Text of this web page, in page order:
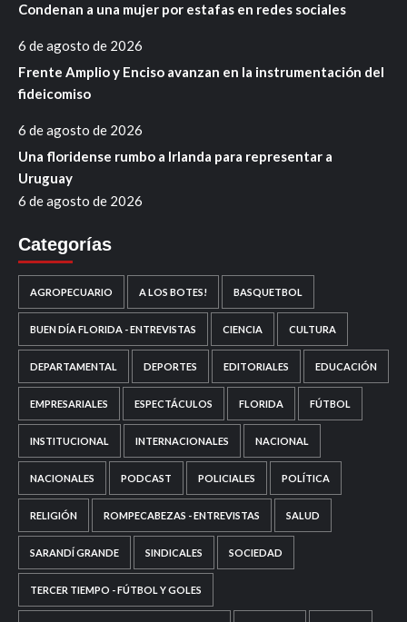
Condenan a una mujer por estafas en redes sociales
6 de agosto de 2026
Frente Amplio y Enciso avanzan en la instrumentación del
fideicomiso
6 de agosto de 2026
Una floridense rumbo a Irlanda para representar a
Uruguay
6 de agosto de 2026
Categorías
AGROPECUARIO A LOS BOTES! BASQUETBOL
BUEN DÍA FLORIDA - ENTREVISTAS CIENCIA CULTURA
DEPARTAMENTAL DEPORTES EDITORIALES EDUCACIÓN
EMPRESARIALES ESPECTÁCULOS FLORIDA FÚTBOL
INSTITUCIONAL INTERNACIONALES NACIONAL
NACIONALES PODCAST POLICIALES POLÍTICA
RELIGIÓN ROMPECABEZAS - ENTREVISTAS SALUD
SARANDÍ GRANDE SINDICALES SOCIEDAD
TERCER TIEMPO - FÚTBOL Y GOLES